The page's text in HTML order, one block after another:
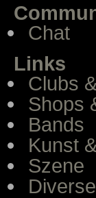
Chat
Links
Clubs
Shops
Bands
Kunst
Szene